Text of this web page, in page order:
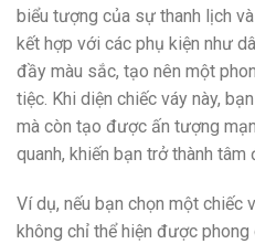
biểu tượng của sự thanh lịch
kết hợp với các phụ kiện như
đầy màu sắc, tạo nên một
tiệc. Khi diện chiếc váy này,
mà còn tạo được ấn tượng
quanh, khiến bạn trở thành tâm
Ví dụ, nếu bạn chọn một chiếc
không chỉ thể hiện được